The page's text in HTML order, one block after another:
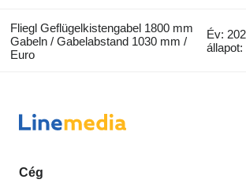
Fliegl Geflügelkistengabel 1800 mm
Gabeln / Gabelabstand 1030 mm /
Euro
Év:
állapot:
Cég